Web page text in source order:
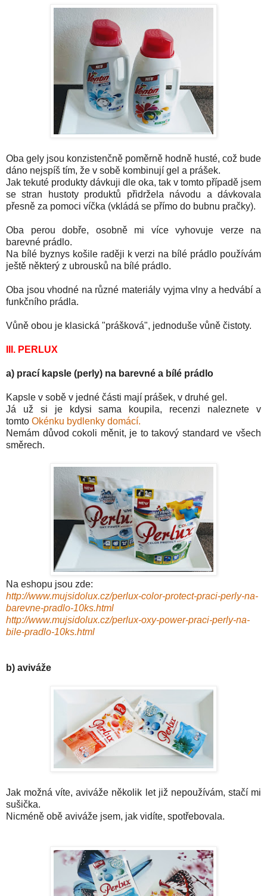
Oba gely jsou konzistenčně poměrně hodně husté, což bude
dáno nejspíš tím, že v sobě kombinují gel a prášek.
Jak tekuté produkty dávkuji dle oka, tak v tomto případě jsem
se stran hustoty produktů přidržela návodu a dávkovala
přesně za pomoci víčka (vkládá se přímo do bubnu pračky).
Oba perou dobře, osobně mi více vyhovuje verze na
barevné prádlo.
Na bílé byznys košile raději k verzi na bílé prádlo používám
ještě některý z ubrousků na bílé prádlo.
Oba jsou vhodné na různé materiály vyjma vlny a hedvábí a
funkčního prádla.
Vůně obou je kl asická "prášková", jednoduše vůně čistoty.
III. PERLUX
a) prací kapsle (perly) na barevné a bílé prádlo
Kapsle v sobě v jedné části mají prášek, v druhé gel.
Já už si je kdysi sama koupila, recenzi naleznete v
tomto Okénku bydlenky domácí.
Nemám důvod cokoli měnit, je to takový standard ve všech
směrech.
Na eshopu jsou zde:
http://www.mujsidolux.cz/perlux-color-protect-praci-perly-na-
barevne-pradlo-10ks.html
http://www.mujsidolux.cz/perlux-oxy-power-praci-perly-na-
bile-pradlo-10ks.html
b) aviváže
Jak možná víte, aviváže několik let již nepoužívám, stačí mi
sušička.
Nicméně obě aviváže jsem, jak vidíte, spotřebovala.